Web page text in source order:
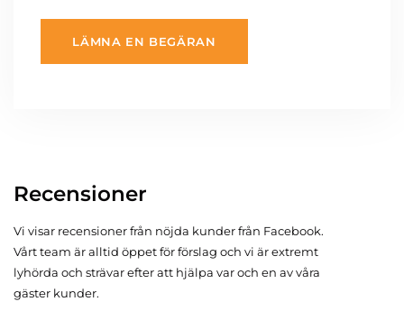
LÄMNA EN BEGÄRAN
Recensioner
Vi visar recensioner från nöjda kunder från Facebook.
Vårt team är alltid öppet för förslag och vi är extremt
lyhörda och strävar efter att hjälpa var och en av våra
gäster kunder.